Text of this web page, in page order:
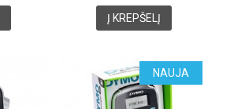
Į KREPŠELĮ
NAUJA